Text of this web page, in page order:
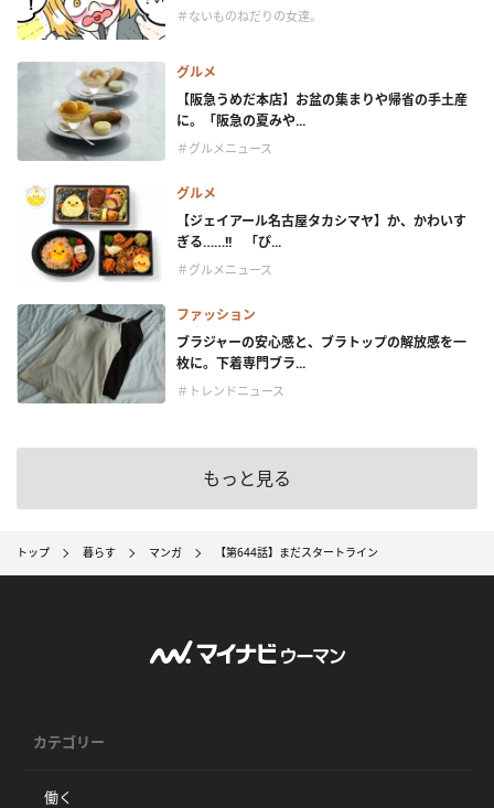
＃ないものねだりの女達。
グルメ
【阪急うめだ本店】お盆の集まりや帰省の手土産
に。「阪急の夏みや...
＃グルメニュース
グルメ
【ジェイアール名古屋タカシマヤ】か、かわいす
ぎる……!! 「ぴ...
＃グルメニュース
ファッション
ブラジャーの安心感と、ブラトップの解放感を一
枚に。下着専門ブラ...
＃トレンドニュース
もっと見る
トップ 暮らす マンガ 【第644話】まだスタートライン
カテゴリー
働く